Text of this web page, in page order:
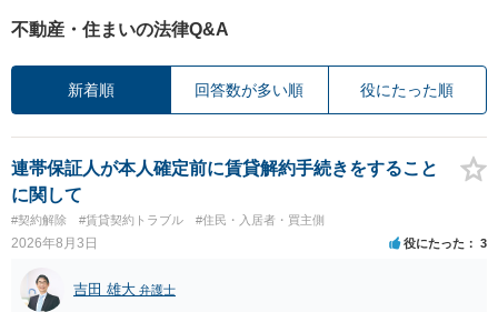
不動産・住まいの法律Q&A
新着順 回答数が多い順 役にたった順
連帯保証人が本人確定前に賃貸解約手続きをすること
に関して
#契約解除 #賃貸契約トラブル #住民・入居者・買主側
2026年8月3日 役にたった 3
吉田 雄大 弁護士